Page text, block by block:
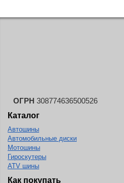
ОГРН 308774636500526
Каталог
Автошины
Автомобильные диски
Мотошины
Гироскутеры
ATV шины
Как покупать